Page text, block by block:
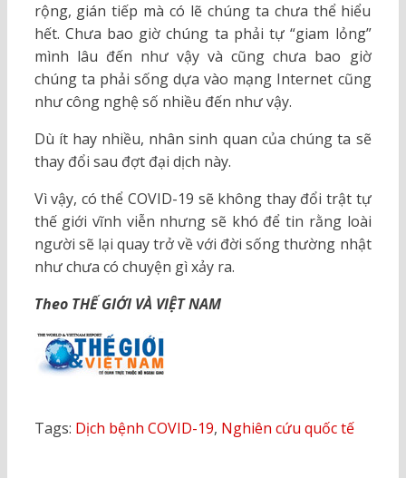
rộng, gián tiếp mà có lẽ chúng ta chưa thể hiểu
hết. Chưa bao giờ chúng ta phải tự “giam lỏng”
mình lâu đến như vậy và cũng chưa bao giờ
chúng ta phải sống dựa vào mạng Internet cũng
như công nghệ số nhiều đến như vậy.
Dù ít hay nhiều, nhân sinh quan của chúng ta sẽ
thay đổi sau đợt đại dịch này.
Vì vậy, có thể COVID-19 sẽ không thay đổi trật tự
thế giới vĩnh viễn nhưng sẽ khó để tin rằng loài
người sẽ lại quay trở về với đời sống thường nhật
như chưa có chuyện gì xảy ra.
Theo THẾ GIỚI VÀ VIỆT NAM
Tags: Dịch bệnh COVID-19, Nghiên cứu quốc tế